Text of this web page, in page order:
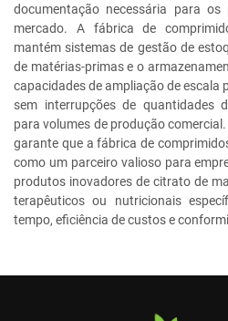
documentação necessária para
mercado. A fábrica de
mantém sistemas de gestão de
de matérias-primas e o
capacidades de ampliação de escala
sem interrupções de quantidades
para volumes de produção
garante que a fábrica de
como um parceiro valioso para
produtos inovadores de citrato de
terapêuticos ou nutricionais
tempo, eficiência de custos e